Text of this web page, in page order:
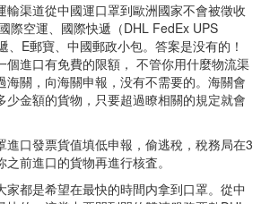
輸渠道從中國運口罩到歐洲國家不會被徵收
際空運、國際快遞（DHL FedEx UPS
、E郵寶、中國郵政小包。答案是没有的！
個進口有免費的限額， 不管你用什麼物流渠
海關，向海關申報，没有不需要的。海關會
少金額的貨物，只要超過瞭相關的規定就會
進口發票貨值填低申報，偷逃稅，稅務局在3
前進口的貨物再進行核査。
家都是希望在最快的時間内拿到口罩。從中